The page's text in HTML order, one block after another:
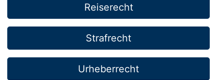
Reiserecht
Strafrecht
Urheberrecht